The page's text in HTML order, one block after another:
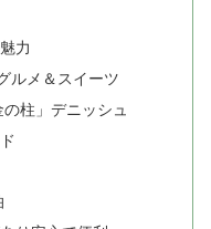
力
ルメ＆スイーツ
柱」デニッシュ